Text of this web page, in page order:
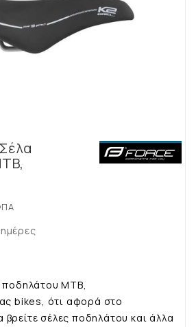
MTB,
bikes, ότι αφορά στο
σέλες ποδηλάτου και άλλα